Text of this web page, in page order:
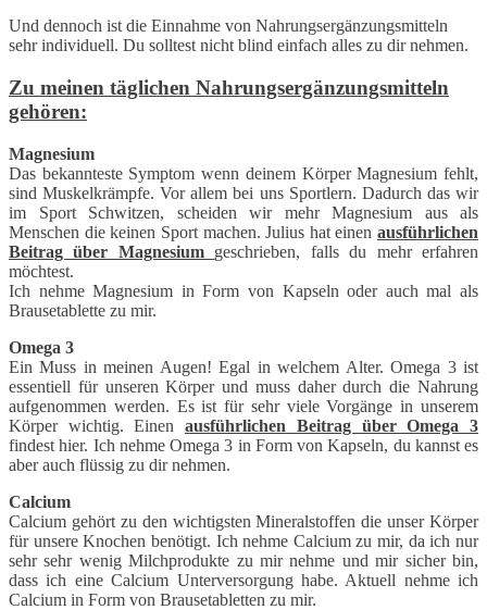
Und dennoch ist die Einnahme von Nahrungsergänzungsmitteln
sehr individuell. Du solltest nicht blind einfach alles zu dir nehmen.
Zu meinen täglichen Nahrungsergänzungsmitteln
gehören:
Magnesium
Das bekannteste Symptom wenn deinem Körper Magnesium fehlt,
sind Muskelkrämpfe. Vor allem bei uns Sportlern. Dadurch das wir
im Sport Schwitzen, scheiden wir mehr Magnesium aus als
Menschen die keinen Sport machen. Julius hat einen ausführlichen
Beitrag über Magnesium geschrieben, falls du mehr erfahren
möchtest.
Ich nehme Magnesium in Form von Kapseln oder auch mal als
Brausetablette zu mir.
Omega 3
Ein Muss in meinen Augen! Egal in welchem Alter. Omega 3 ist
essentiell für unseren Körper und muss daher durch die Nahrung
aufgenommen werden. Es ist für sehr viele Vorgänge in unserem
Körper wichtig. Einenausführlichen
Beitrag über Omega 3
findest hier. Ich nehme Omega 3 in Form von Kapseln, du kannst es
aber auch flüssig zu dir nehmen.
Calcium
Calcium gehört zu den wichtigsten Mineralstoffen die unser Körper
für unsere Knochen benötigt. Ich nehme Calcium zu mir, da ich nur
sehr sehr wenig Milchprodukte zu mir nehme und mir sicher bin,
dass ich eine Calcium Unterversorgung habe. Aktuell nehme ich
Calcium in Form von Brausetabletten zu mir.